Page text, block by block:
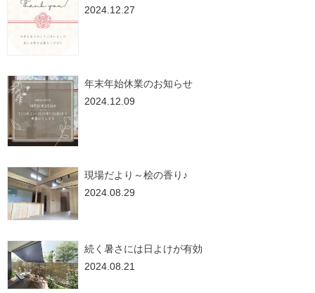
2024.12.27
年末年始休業のお知らせ
2024.12.09
現場だより～桧の香り♪
2024.08.29
続く暑さには日よけが有効
2024.08.21